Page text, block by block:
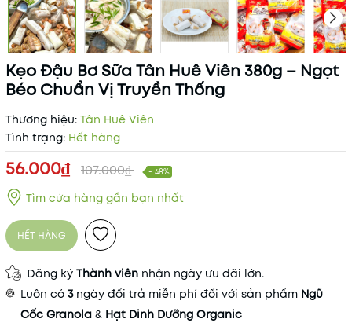
Kẹo Đậu Bơ Sữa Tân Huê Viên 380g – Ngọt
Béo Chuẩn Vị Truyền Thống
Thương hiệu: Tân Huê Viên
Tình trạng: Hết hàng
56.000₫ 107.000₫ - 48%
Tìm cửa hàng gần bạn nhất
HẾT HÀNG
Đăng ký Thành viên nhận ngày ưu đãi lớn.
Luôn có3 ngày đổi trả miễn phí đối với sản phẩm Ngũ
Cốc Granola & Hạt Dinh Dưỡng Organic